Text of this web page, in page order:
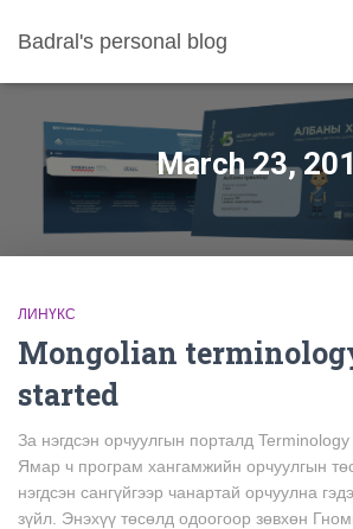
Badral's personal blog
March 23,
ЛИНҮКС
Mongolian
started
За нэгдсэн орчуулгын порталд Terminology
Ямар ч програм хангамжийн орчуулгын
нэгдсэн сангүйгээр чанартай орчуулна
зүйл. Энэхүү төсөлд одоогоор зөвхөн